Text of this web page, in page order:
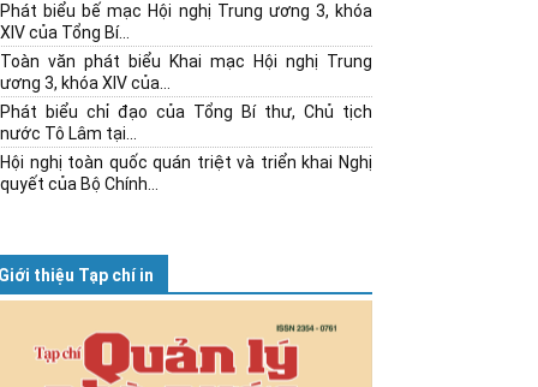
Phát biểu bế mạc Hội nghị Trung ương 3, khóa
XIV của Tổng Bí...
Toàn văn phát biểu Khai mạc Hội nghị Trung
ương 3, khóa XIV của...
Phát biểu chỉ đạo của Tổng Bí thư, Chủ tịch
nước Tô Lâm tại...
Hội nghị toàn quốc quán triệt và triển khai Nghị
quyết của Bộ Chính...
Giới thiệu Tạp chí in